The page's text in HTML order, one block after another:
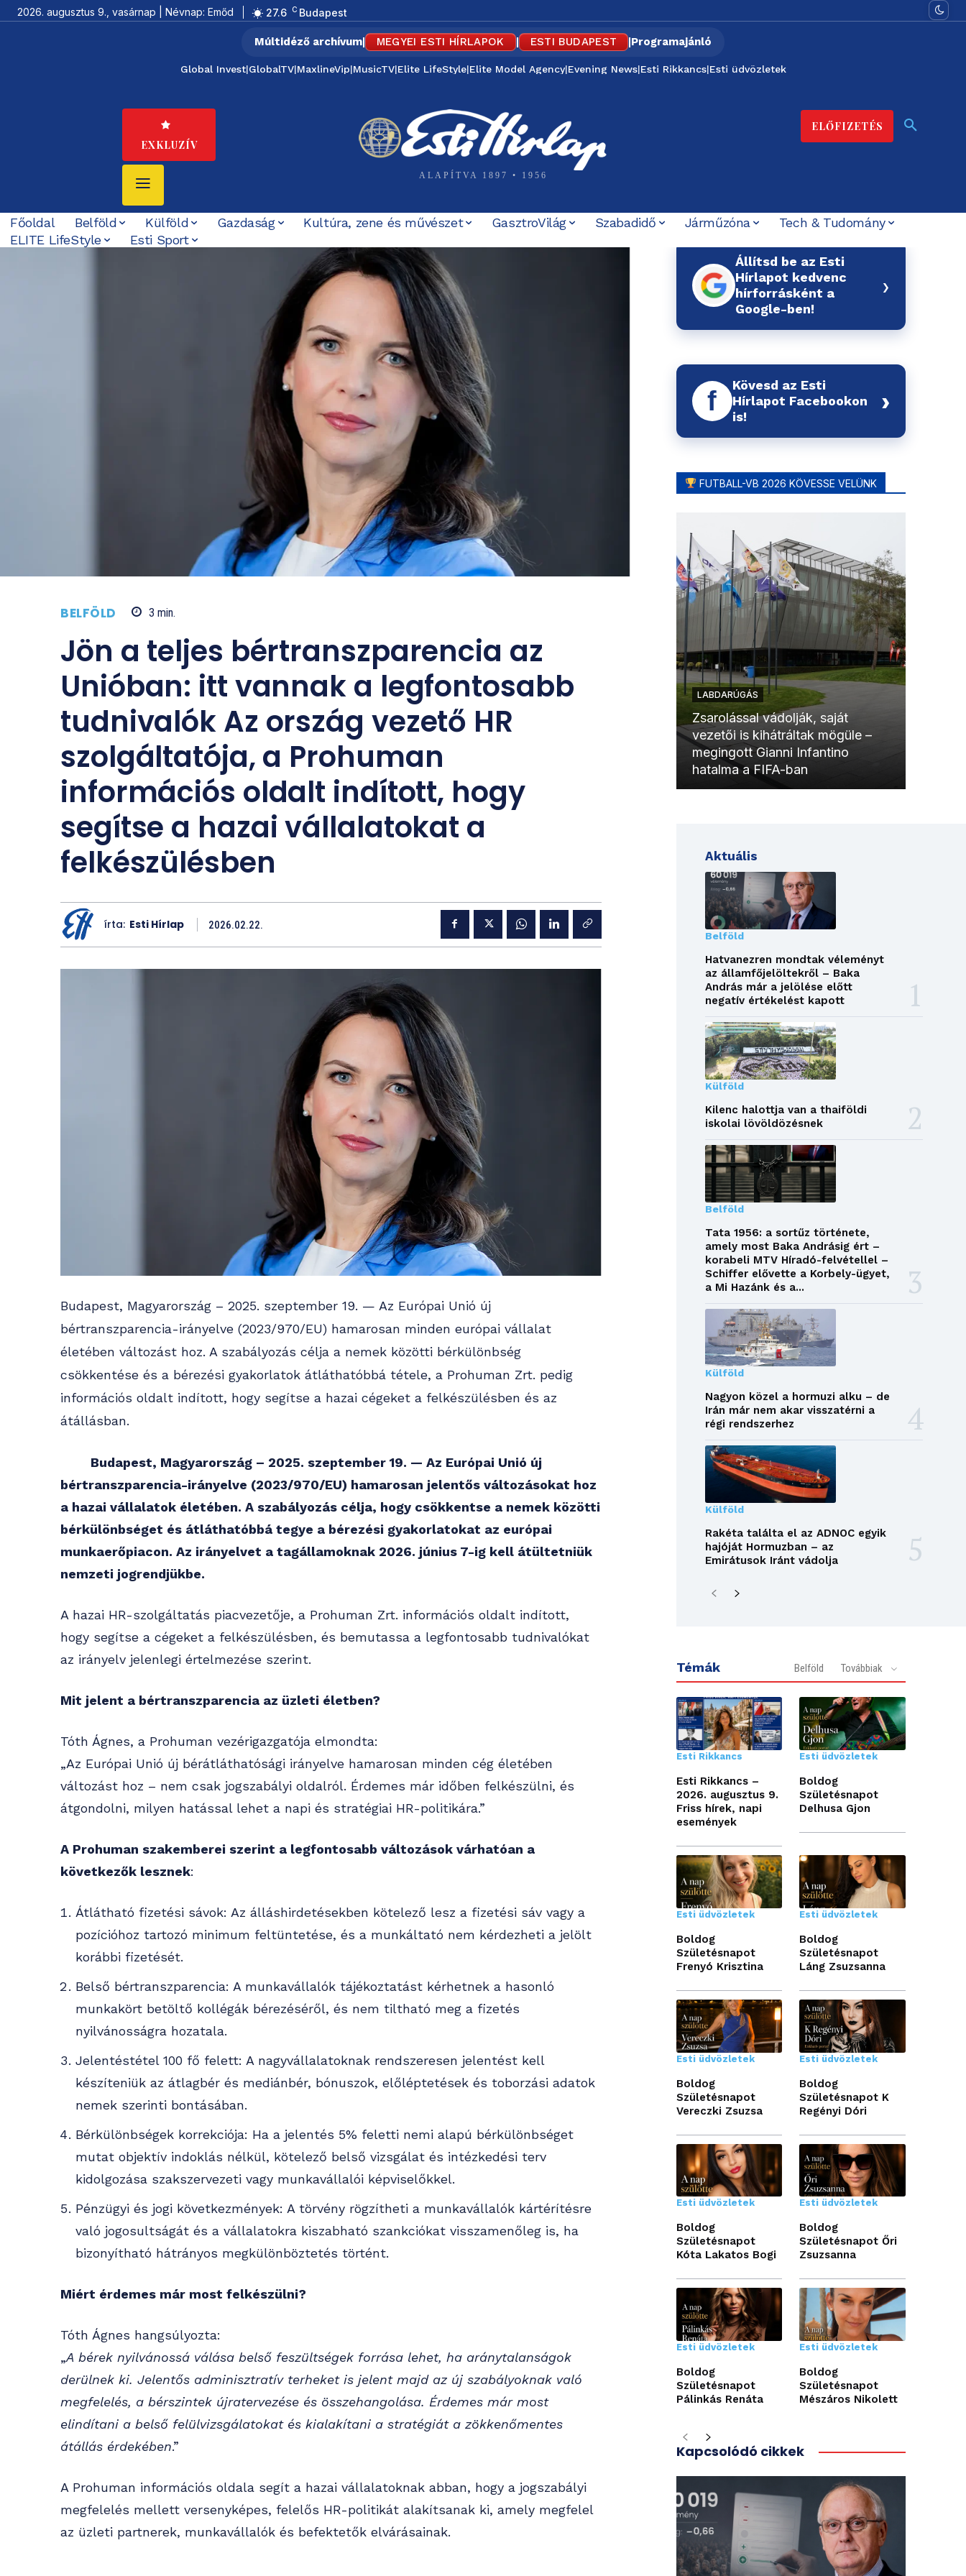
2026. augusztus 9., vasárnap | Névnap: Emőd 27.6 C Budapest
Múltidéző archívum| MEGYEI ESTI HÍRLAPOK | ESTI BUDAPEST |Programajánló
Global Invest|GlobalTV|MaxlineVip|MusicTV|Elite LifeStyle|Elite Model Agency|Evening News|Esti Rikkancs|Esti üdvözletek
EXKLUZÍV
ALAPÍTVA 1897 • 1956
ELŐFIZETÉS
Főoldal Belföld Külföld Gazdaság Kultúra, zene és művészet GasztroVilág Szabadidő Járműzóna
Tech & Tudomány
ELITE LifeStyle
Esti Sport
BELFÖLD 3 min.
Jön a teljes bértranszparencia az
Unióban: itt vannak a legfontosabb
tudnivalók Az ország vezető HR
szolgáltatója, a Prohuman
információs oldalt indított, hogy
segítse a hazai vállalatokat a
felkészülésben
írta: Esti Hírlap 2026.02.22.
Budapest, Magyarország – 2025. szeptember 19. — Az Európai Unió új
bértranszparencia-irányelve (2023/970/EU) hamarosan minden európai vállalat
életében változást hoz. A szabályozás célja a nemek közötti bérkülönbség
csökkentése és a bérezési gyakorlatok átláthatóbbá tétele, a Prohuman Zrt. pedig
információs oldalt indított, hogy segítse a hazai cégeket a felkészülésben és az
átállásban.
Budapest, Magyarország – 2025. szeptember 19. — Az Európai Unió új
bértranszparencia-irányelve (2023/970/EU) hamarosan jelentős változásokat hoz
a hazai vállalatok életében. A szabályozás célja, hogy csökkentse a nemek közötti
bérkülönbséget és átláthatóbbá tegye a bérezési gyakorlatokat az európai
munkaerőpiacon. Az irányelvet a tagállamoknak 2026. június 7-ig kell átültetniük
nemzeti jogrendjükbe.
A hazai HR-szolgáltatás piacvezetője, a Prohuman Zrt. információs oldalt indított,
hogy segítse a cégeket a felkészülésben, és bemutassa a legfontosabb tudnivalókat
az irányelv jelenlegi értelmezése szerint.
Mit jelent a bértranszparencia az üzleti életben?
Tóth Ágnes, a Prohuman vezérigazgatója elmondta:
„Az Európai Unió új bérátláthatósági irányelve hamarosan minden cég életében
változást hoz – nem csak jogszabályi oldalról. Érdemes már időben felkészülni, és
átgondolni, milyen hatással lehet a napi és stratégiai HR-politikára.”
A Prohuman szakemberei szerint a legfontosabb változások várhatóan a
következők lesznek:
Átlátható fizetési sávok: Az álláshirdetésekben kötelező lesz a fizetési sáv vagy a
pozícióhoz tartozó minimum feltüntetése, és a munkáltató nem kérdezheti a jelölt
korábbi fizetését.
Belső bértranszparencia: A munkavállalók tájékoztatást kérhetnek a hasonló
munkakört betöltő kollégák bérezéséről, és nem tiltható meg a fizetés
nyilvánosságra hozatala.
Jelentéstétel 100 fő felett: A nagyvállalatoknak rendszeresen jelentést kell
készíteniük az átlagbér és mediánbér, bónuszok, előléptetések és toborzási adatok
nemek szerinti bontásában.
Bérkülönbségek korrekciója: Ha a jelentés 5% feletti nemi alapú bérkülönbséget
mutat objektív indoklás nélkül, kötelező belső vizsgálat és intézkedési terv
kidolgozása szakszervezeti vagy munkavállalói képviselőkkel.
Pénzügyi és jogi következmények: A törvény rögzítheti a munkavállalók kártérítésre
való jogosultságát és a vállalatokra kiszabható szankciókat visszamenőleg is, ha
bizonyítható hátrányos megkülönböztetés történt.
Miért érdemes már most felkészülni?
Tóth Ágnes hangsúlyozta:
„A bérek nyilvánossá válása belső feszültségek forrása lehet, ha aránytalanságok
derülnek ki. Jelentős adminisztratív terheket is jelent majd az új szabályoknak való
megfelelés, a bérszintek újratervezése és összehangolása. Érdemes már most
elindítani a belső felülvizsgálatokat és kialakítani a stratégiát a zökkenőmentes
átállás érdekében.”
A Prohuman információs oldala segít a hazai vállalatoknak abban, hogy a jogszabályi
megfelelés mellett versenyképes, felelős HR-politikát alakítsanak ki, amely megfelel
az üzleti partnerek, munkavállalók és befektetők elvárásainak.
Állítsd be az Esti
Hírlapot kedvenc
hírforrásként a
Google-ben!
›
f
Kövesd az Esti
Hírlapot Facebookon
is!
›
FUTBALL-VB 2026 KÖVESSE VELÜNK
LABDARÚGÁS
Zsarolással vádolják, saját
vezetői is kihátráltak mögüle –
megingott Gianni Infantino
hatalma a FIFA-ban
Aktuális
Belföld
Hatvanezren mondtak véleményt
az államfőjelöltekről – Baka
András már a jelölése előtt
negatív értékelést kapott
Külföld
Kilenc halottja van a thaiföldi
iskolai lövöldözésnek
Belföld
Tata 1956: a sortűz története,
amely most Baka Andrásig ért –
korabeli MTV Híradó-felvétellel –
Schiffer elővette a Korbely-ügyet,
a Mi Hazánk és a...
Külföld
Nagyon közel a hormuzi alku – de
Irán már nem akar visszatérni a
régi rendszerhez
Külföld
Rakéta találta el az ADNOC egyik
hajóját Hormuzban – az
Emirátusok Iránt vádolja
Témák Belföld Továbbiak
Esti Rikkancs
Esti Rikkancs –
2026. augusztus 9.
Friss hírek, napi
események
Esti üdvözletek
Boldog
Születésnapot
Delhusa Gjon
Esti üdvözletek
Boldog
Születésnapot
Frenyó Krisztina
Esti üdvözletek
Boldog
Születésnapot
Láng Zsuzsanna
Esti üdvözletek
Boldog
Születésnapot
Vereczki Zsuzsa
Esti üdvözletek
Boldog
Születésnapot K
Regényi Dóri
Esti üdvözletek
Boldog
Születésnapot
Kóta Lakatos Bogi
Esti üdvözletek
Boldog
Születésnapot Őri
Zsuzsanna
Esti üdvözletek
Boldog
Születésnapot
Pálinkás Renáta
Esti üdvözletek
Boldog
Születésnapot
Mészáros Nikolett
Kapcsolódó cikkek